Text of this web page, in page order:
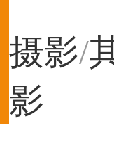
摄影/
影